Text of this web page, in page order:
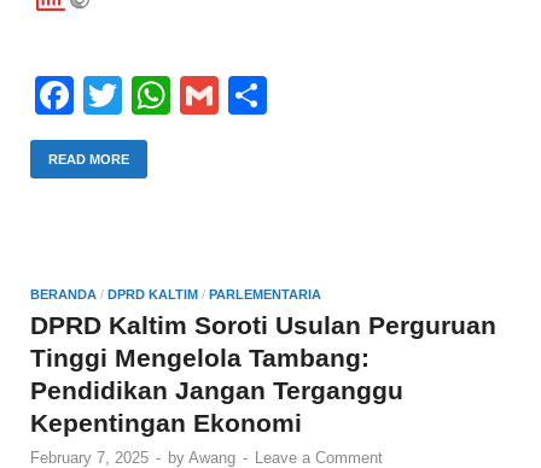
F
a
c
o
o
k
T
wi
tt
W
p
p
G
READ MORE
BERANDA / DPRD KALTIM / PARLEMENTARIA
DPRD Kaltim Soroti Usulan Perguruan
Tinggi Mengelola Tambang:
Pendidikan Jangan Terganggu
Kepentingan Ekonomi
February 7, 2025 - by Awang - Leave a Comment